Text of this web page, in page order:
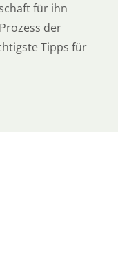
für ihn
der
Tipps für